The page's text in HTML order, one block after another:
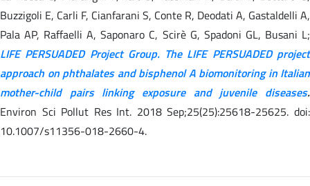
Buzzigoli E, Carli F, Cianfarani S, Conte R, Deodati A, Gastaldelli A,
Pala AP, Raffaelli A, Saponaro C, Scirè G, Spadoni GL, Busani L;
LIFE PERSUADED Project Group. The LIFE PERSUADED project
approach on phthalates and bisphenol A biomonitoring in Italian
mother-child pairs linking exposure and juvenile diseases.
Environ Sci Pollut Res Int. 2018 Sep;25(25):25618-25625. doi:
10.1007/s11356-018-2660-4.